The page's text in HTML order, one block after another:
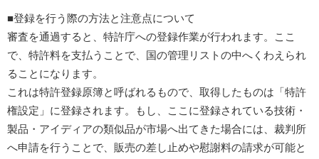
■登録を行う際の方法と注意点について
審査を通過すると、特許庁への登録作業が行われます。ここ
で、特許料を支払うことで、国の管理リストの中へくわえられ
ることになります。
これは特許登録原簿と呼ばれるもので、取得したものは「特許
権設定」に登録されます。もし、ここに登録されている技術・
製品・アイディアの類似品が市場へ出てきた場合には、裁判所
へ申請を行うことで、販売の差し止めや慰謝料の請求が可能と